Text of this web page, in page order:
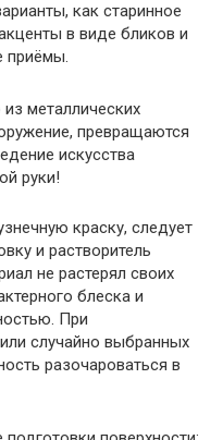
как старинное
в виде бликов и
приёмы.
металлических
превращаются
искусства
руки!
краску, следует
и растворитель
не растерял своих
блеска и
При
случайно выбранных
разочароваться в